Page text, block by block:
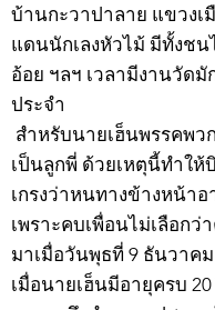
บ้านกะวาปาลาย แขวงเ
แดนนักเลงหัวไม้ มีทั้งชน
อ้อย ฯลฯ เวลามีงานวัด
ประจำ
สำหรับนายเฮ็นพรรคพว
เป็นลูกพี่ ด้วยเหตุนี้ทำให้
เกรงว่าหนทางข้างหน้าอ
เพราะคบเพื่อนไม่เลือก
มาเมื่อวันพุธที่ 9 ธันวาค
เมื่อนายเฮ็นมีอายุครบ